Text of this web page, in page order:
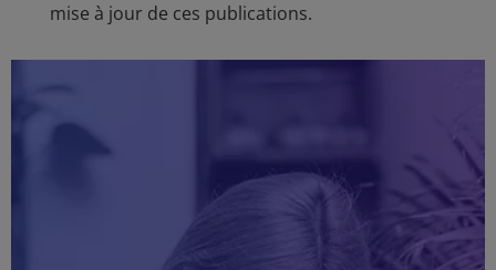
mise à jour de ces publications.